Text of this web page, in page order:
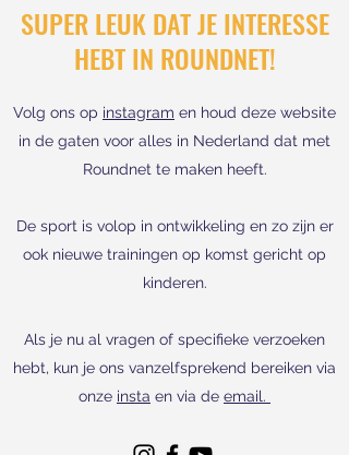
SUPER LEUK DAT JE INTERESSE
HEBT IN ROUNDNET!
Volg ons op instagram en houd deze website
in de gaten voor alles in Nederland dat met
Roundnet te maken heeft.
De sport is volop in ontwikkeling en zo zijn er
ook nieuwe trainingen op komst gericht op
kinderen.
Als je nu al vragen of specifieke verzoeken
hebt, kun je ons vanzelfsprekend bereiken via
onze insta en via de email.